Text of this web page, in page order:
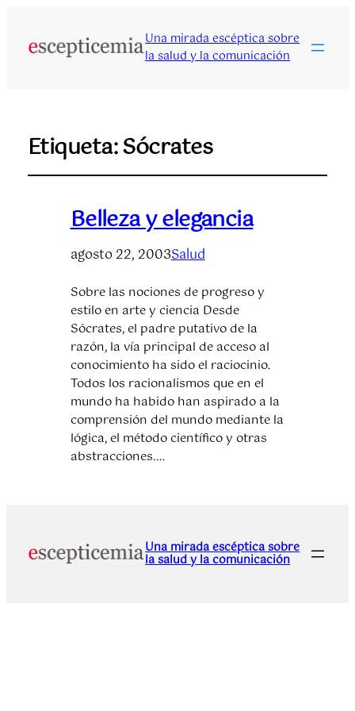
Una mirada escéptica sobre
la salud y la comunicación
Etiqueta:Sócrates
Belleza y elegancia
agosto 22, 2003Salud
Sobre las nociones de progreso y
estilo en arte y ciencia Desde
Sócrates, el padre putativo de la
razón, la vía principal de acceso al
conocimiento ha sido el raciocinio.
Todos los racionalismos que en el
mundo ha habido han aspirado a la
comprensión del mundo mediante la
lógica, el método científico y otras
abstracciones.…
Una mirada escéptica sobre
la salud y la comunicación